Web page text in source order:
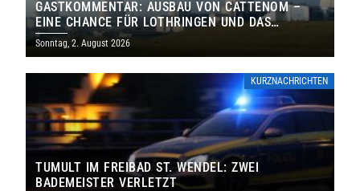
GASTKOMMENTAR: AUSBAU VON CATTENOM –
EINE CHANCE FÜR LOTHRINGEN UND DAS
SAARLAND
Sonntag, 2. August 2026
KURZNACHRICHTEN
TUMULT IM FREIBAD ST. WENDEL: ZWEI
BADEMEISTER VERLETZT